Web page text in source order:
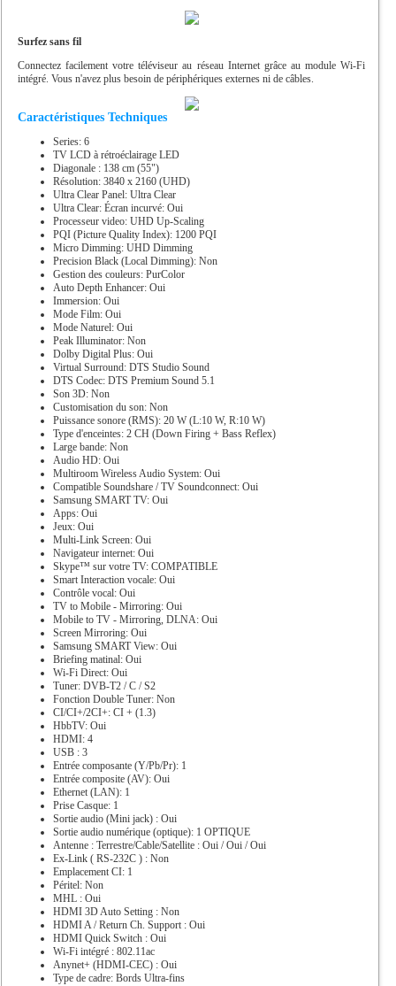
Surfez sans fil
Connectez facilement votre téléviseur au réseau Internet grâce au module Wi-Fi
intégré. Vous n'avez plus besoin de périphériques externes ni de câbles.
Caractéristiques Techniques
Series: 6
TV LCD à rétroéclairage LED
Diagonale : 138 cm (55")
Résolution: 3840 x 2160 (UHD)
Ultra Clear Panel: Ultra Clear
Ultra Clear: Écran incurvé: Oui
Processeur video: UHD Up-Scaling
PQI (Picture Quality Index): 1200 PQI
Micro Dimming: UHD Dimming
Precision Black (Local Dimming): Non
Gestion des couleurs: PurColor
Auto Depth Enhancer: Oui
Immersion: Oui
Mode Film: Oui
Mode Naturel: Oui
Peak Illuminator: Non
Dolby Digital Plus: Oui
Virtual Surround: DTS Studio Sound
DTS Codec: DTS Premium Sound 5.1
Son 3D: Non
Customisation du son: Non
Puissance sonore (RMS): 20 W (L:10 W, R:10 W)
Type d'enceintes: 2 CH (Down Firing + Bass Reflex)
Large bande: Non
Audio HD: Oui
Multiroom Wireless Audio System: Oui
Compatible Soundshare / TV Soundconnect: Oui
Samsung SMART TV: Oui
Apps: Oui
Jeux: Oui
Multi-Link Screen: Oui
Navigateur internet: Oui
Skype™ sur votre TV: COMPATIBLE
Smart Interaction vocale: Oui
Contrôle vocal: Oui
TV to Mobile - Mirroring: Oui
Mobile to TV - Mirroring, DLNA: Oui
Screen Mirroring: Oui
Samsung SMART View: Oui
Briefing matinal: Oui
Wi-Fi Direct: Oui
Tuner: DVB-T2 / C / S2
Fonction Double Tuner: Non
CI/CI+/2CI+: CI + (1.3)
HbbTV: Oui
HDMI: 4
USB : 3
Entrée composante (Y/Pb/Pr): 1
Entrée composite (AV): Oui
Ethernet (LAN): 1
Prise Casque: 1
Sortie audio (Mini jack) : Oui
Sortie audio numérique (optique): 1 OPTIQUE
Antenne : Terrestre/Cable/Satellite : Oui / Oui / Oui
Ex-Link ( RS-232C ) : Non
Emplacement CI: 1
Péritel: Non
MHL : Oui
HDMI 3D Auto Setting : Non
HDMI A / Return Ch. Support : Oui
HDMI Quick Switch : Oui
Wi-Fi intégré : 802.11ac
Anynet+ (HDMI-CEC) : Oui
Type de cadre: Bords Ultra-fins